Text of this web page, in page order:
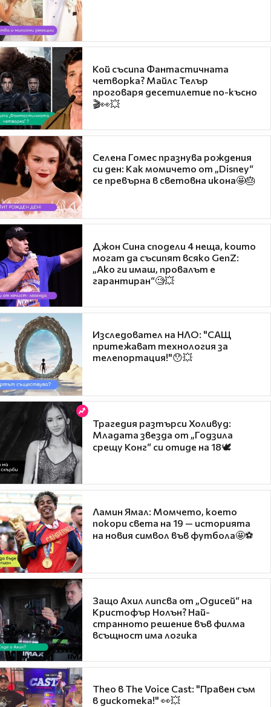
Кой съсипа Фантастичната
четворка? Майлс Телър
проговаря десетилетие по-късно
🎬👀💥
Селена Гомес празнува рождения
си ден: Как момичето от „Disney“
се превърна в световна икона🤩🎂
Джон Сина сподели 4 неща, които
могат да съсипят всяко GenZ:
„Ако ги имаш, провалът е
гарантиран“🧐💥
Изследовател на НЛО: "САЩ
притежават технология за
телепортация!"😯💥
Трагедия разтърси Холивуд:
Младата звезда от „Годзила
срещу Конг“ си отиде на 18🕊️
Ламин Ямал: Момчето, което
покори света на 19 — историята
на новия символ във футбола🤩⚽
Защо Ахил липсва от „Одисей“ на
Кристофър Нолън? Най-
странното решение във филма
всъщност има логика
Theo в The Voice Cast: "Правен съм
в дискотека!" 👀💥